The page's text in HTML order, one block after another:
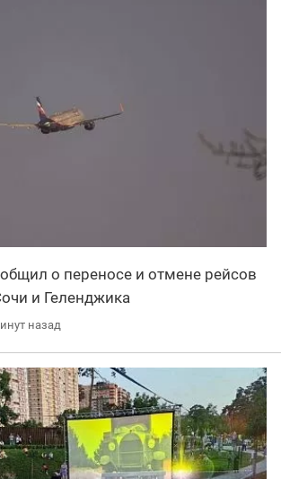
о переносе и отмене рейсов
и Геленджика
назад